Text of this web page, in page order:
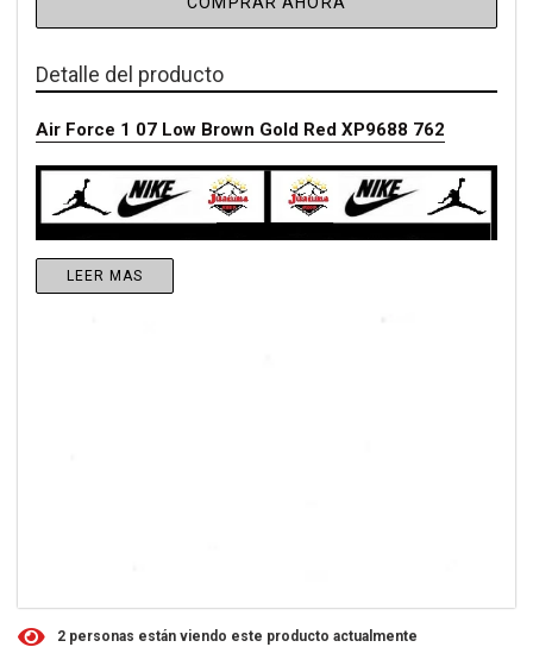
Detalle del producto
Air Force 1 07 Low Brown Gold Red XP9688 762
LEER MAS
2 personas están viendo este producto actualmente